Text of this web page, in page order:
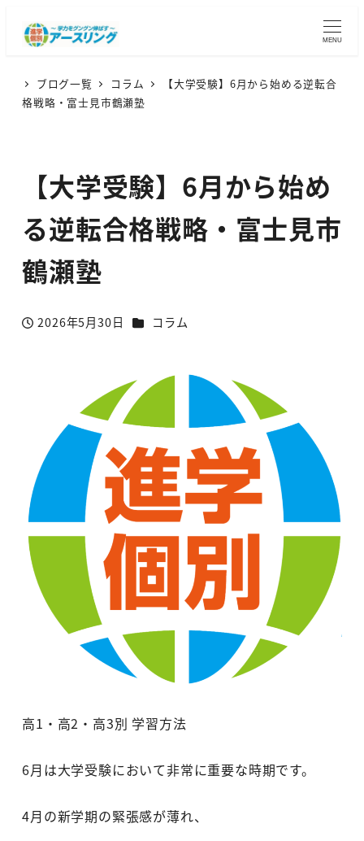
MENU
ブログ一覧 コラム
【大学受験】6月から始める逆転合
格戦略・富士見市鶴瀬塾
【大学受験】6月から始め
る逆転合格戦略・富士見市
鶴瀬塾
投稿日
2026年5月30日 カテゴリー
コラム
高1・高2・高3別 学習方法
6月は大学受験において非常に重要な時期です。
4月の新学期の緊張感が薄れ、